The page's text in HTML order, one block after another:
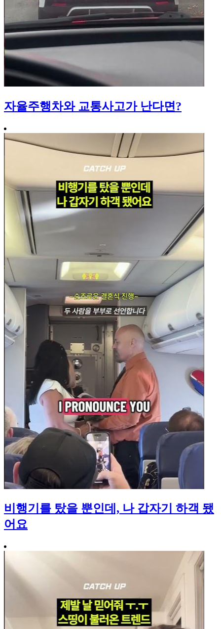
자율주행차와 교통사고가 난다면?
비행기를 탔을 뿐인데, 나 갑자기 하객 됐
어요